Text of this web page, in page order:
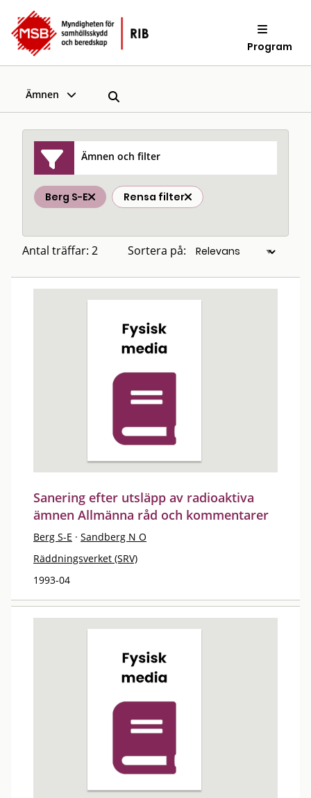
Program
Ämnen
Ämnen och filter
Berg S-E Rensa filter
Antal träffar: 2 Sortera på:
Sanering efter utsläpp av radioaktiva
ämnen Allmänna råd och kommentarer
Berg S-E · Sandberg N O
Räddningsverket (SRV)
1993-04